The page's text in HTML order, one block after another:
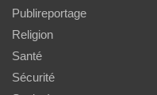
Publireportage
Religion
Santé
Sécurité